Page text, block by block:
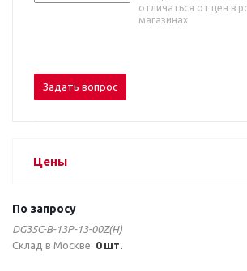
отличаться от цен в
магазинах
Задать вопрос
Цены
По запросу
DG35C-B-13P-13-00Z(H)
Склад в Москве: 0 шт.